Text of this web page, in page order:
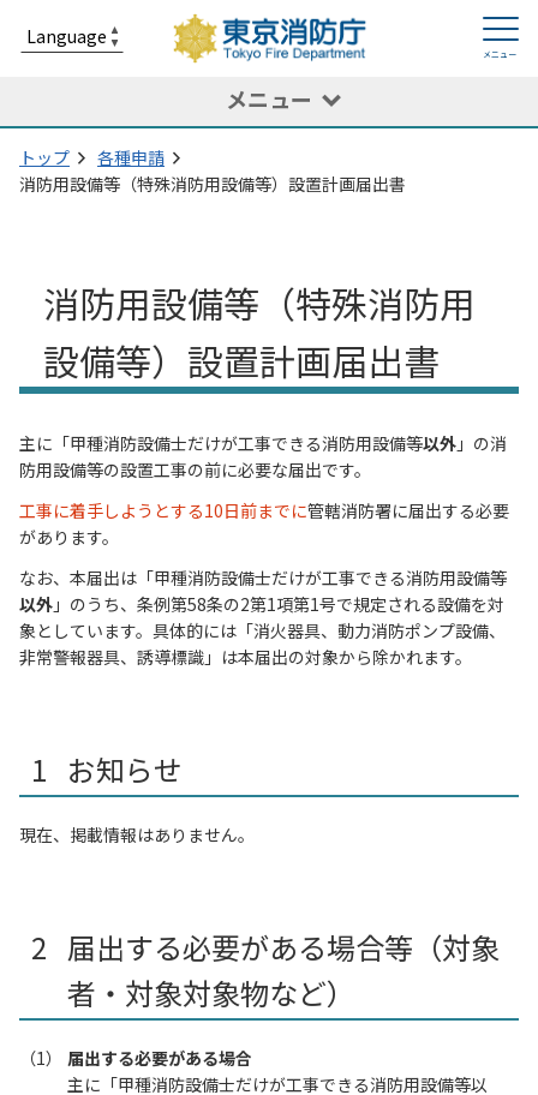
トップ
各種申請
消防用設備等（特殊消防用設備等）設置計画届出書
消防用設備等（特殊消防用
設備等）設置計画届出書
メニュー
主に「甲種消防設備士だけが工事できる消防用設備等以外 」の消
防用設備等の設置工事の前に必要な届出です。
工事に着手しようとする10日前までに管轄消防署に届出する必要
があります。
なお、本届出は「甲種消防設備士だけが工事できる消防用設備等
以外 」のうち、条例第58条の2第1項第1号で規定される設備を対
象としています。具体的には「消火器具、動力消防ポンプ設備、
非常警報器具、誘導標識」は本届出の対象から除かれます。
お知らせ
現在、掲載情報はありません。
届出する必要がある場合等（対象
者・対象対象物など）
届出する必要がある場合
主に「甲種消防設備士だけが工事できる消防用設備等以